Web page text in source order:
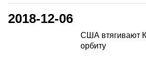
2018-12-06
CША втягивают
орбиту